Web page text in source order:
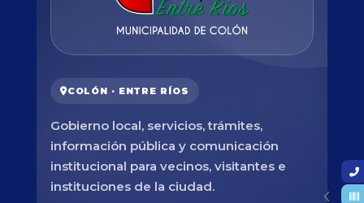
COLÓN · ENTRE RÍOS
Gobierno local, servicios, trámites,
información pública y comunicación
institucional para vecinos, visitantes e
instituciones de la ciudad.